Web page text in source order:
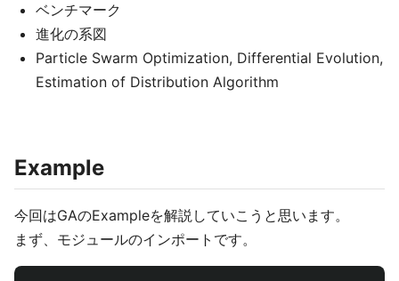
ベンチマーク
進化の系図
Particle Swarm Optimization, Differential Evolution,
Estimation of Distribution Algorithm
Example
今回はGAのExampleを解説していこうと思います。
まず、モジュールのインポートです。